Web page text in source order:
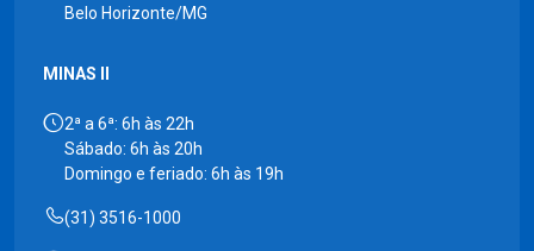
Belo Horizonte/MG
MINAS II
2ª a 6ª: 6h às 22h
Sábado: 6h às 20h
Domingo e feriado: 6h às 19h
(31) 3516-1000